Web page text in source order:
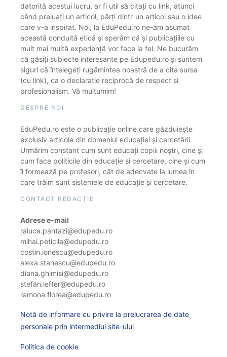
datorită acestui lucru, ar fi util să citați cu link, atunci
când preluați un articol, părți dintr-un articol sau o idee
care v-a inspirat. Noi, la EduPedu.ro ne-am asumat
această conduită etică și sperăm că și publicațiile cu
mult mai multă experiență vor face la fel. Ne bucurăm
că găsiți subiecte interesante pe Edupedu.ro și suntem
siguri că înțelegeți rugămintea noastră de a cita sursa
(cu link), ca o declarație reciprocă de respect și
profesionalism. Vă mulțumim!
DESPRE NOI
EduPedu.ro este o publicație online care găzduiește
exclusiv articole din domeniul educației și cercetării.
Urmărim constant cum sunt educați copiii noștri, cine și
cum face politicile din educație și cercetare, cine și cum
îi formează pe profesori, cât de adecvate la lumea în
care trăim sunt sistemele de educație și cercetare.
CONTACT REDACȚIE
Adrese e-mail
raluca.pantazi@edupedu.ro
mihai.peticila@edupedu.ro
costin.ionescu@edupedu.ro
alexa.stanescu@edupedu.ro
diana.ghimisi@edupedu.ro
stefan.lefter@edupedu.ro
ramona.florea@edupedu.ro
Notă de informare cu privire la prelucrarea de date
personale prin intermediul site-ului
Politica de cookie